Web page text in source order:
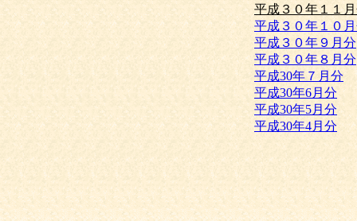
平成３０年１１
平成３０年１０
平成３０年９月分
平成３０年８月分
平成30年７月分
平成30年6月分
平成30年5月分
平成30年4月分